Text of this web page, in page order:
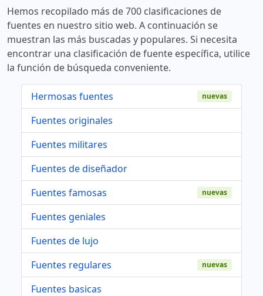
Hemos recopilado más de 700 clasificaciones de
fuentes en nuestro sitio web. A continuación se
muestran las más buscadas y populares. Si necesita
encontrar una clasificación de fuente específica, utilice
la función de búsqueda conveniente.
Hermosas fuentes nuevas
Fuentes originales
Fuentes militares
Fuentes de diseñador
Fuentes famosas
nuevas
Fuentes geniales
Fuentes de lujo
Fuentes regulares
nuevas
Fuentes basicas